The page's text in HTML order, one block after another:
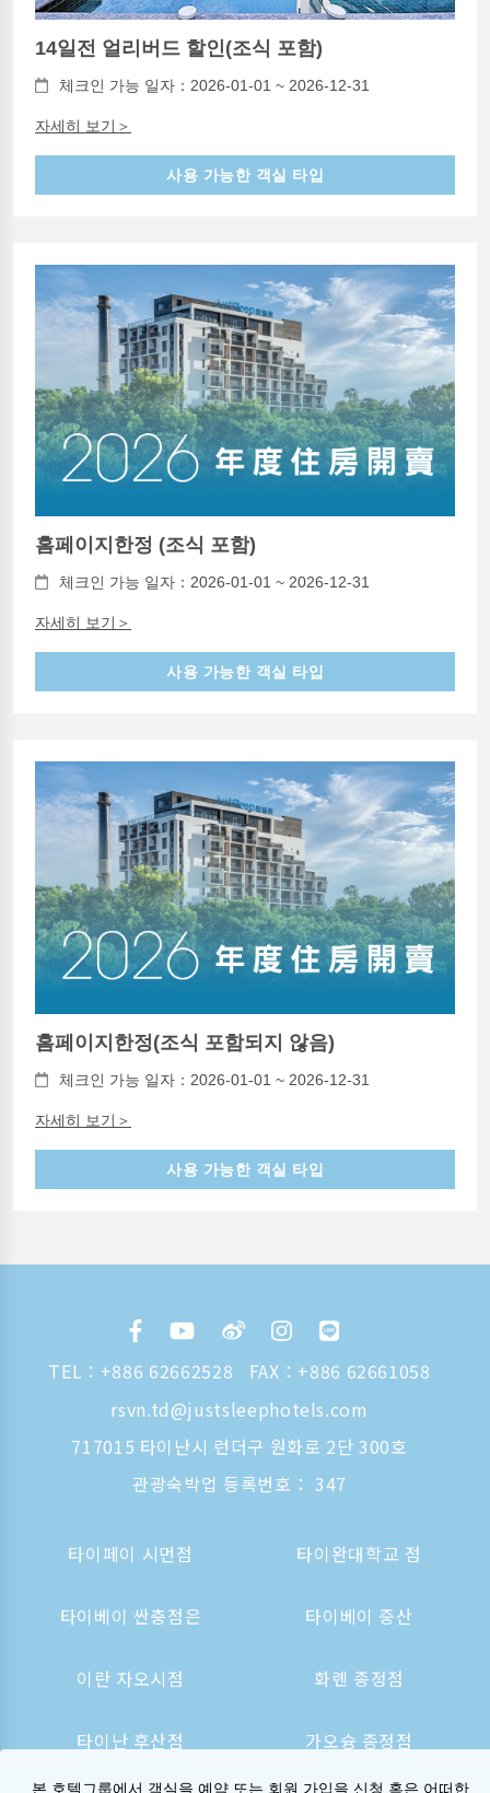
14일전 얼리버드 할인(조식 포함)
체크인 가능 일자：2026-01-01 ~ 2026-12-31
자세히 보기＞
사용 가능한 객실 타입
홈페이지한정 (조식 포함)
체크인 가능 일자：2026-01-01 ~ 2026-12-31
자세히 보기＞
사용 가능한 객실 타입
홈페이지한정(조식 포함되지 않음)
체크인 가능 일자：2026-01-01 ~ 2026-12-31
자세히 보기＞
사용 가능한 객실 타입
TEL： +886 62662528
FAX：+886 62661058
rsvn.td@justsleephotels.com
717015 타이난시 런더구 원화로 2단 300호
관광숙박업 등록번호： 347
타이페이 시먼점 타이완대학교 점
타이베이 싼충점은 타이베이 중산
이란 자오시점 화롄 종정점
타이난 후산점 가오슝 종정점
본 호텔그룹에서 객실을 예약 또는 회원 가입을 신청 혹은 어떠한